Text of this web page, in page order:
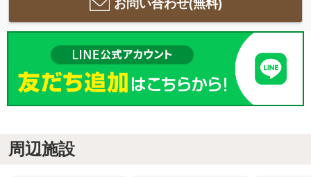
お問い合わせ(無料)
周辺施設